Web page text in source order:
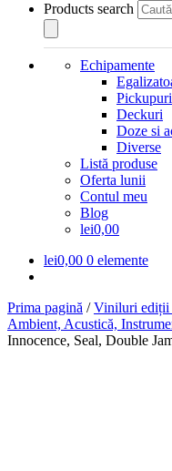
Products search
Echipamente
Pickupuri
Deckuri
Doze si
Diverse
Listă produse
Oferta lunii
Contul meu
Blog
lei0,00
lei0,00 0 elemente
Prima pagină /Viniluri ediții
Ambient, Acustică,
Innocence, Seal, Double